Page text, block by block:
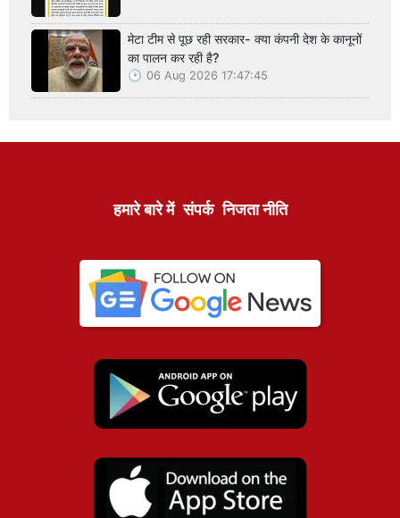
मेटा टीम से पूछ रही सरकार- क्या कंपनी देश के कानूनों
का पालन कर रही है?
06 Aug 2026 17:47:45
हमारे बारे में संपर्क निजता नीति